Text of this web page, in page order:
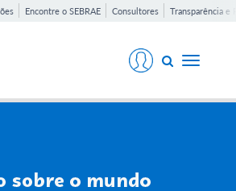
Encontre o SEBRAE Consultores Transparência e
Toggle